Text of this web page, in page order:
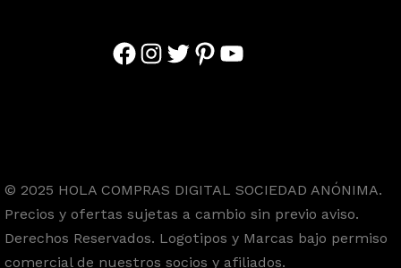
Facebook
Instagram
Twitter
Pinterest
© 2025 HOLA COMPRAS DIGITAL SOCIEDAD ANÓNIMA.
Precios y ofertas sujetas a cambio sin previo aviso.
Derechos Reservados. Logotipos y Marcas bajo permiso
comercial de nuestros socios y afiliados.